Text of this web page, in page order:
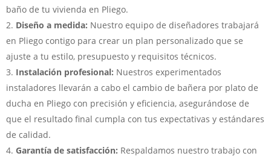
baño de tu vivienda en Pliego.
Diseño a medida: Nuestro equipo de diseñadores trabajará
en Pliego contigo para crear un plan personalizado que se
ajuste a tu estilo, presupuesto y requisitos técnicos.
Instalación profesional: Nuestros experimentados
instaladores llevarán a cabo el cambio de bañera por plato de
ducha en Pliego con precisión y eficiencia, asegurándose de
que el resultado final cumpla con tus expectativas y estándares
de calidad.
Garantía de satisfacción: Respaldamos nuestro trabajo con